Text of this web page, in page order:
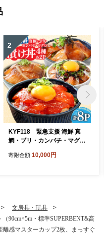
2
KYF118 緊急支援 海鮮 真
鯛・ブリ・カンパチ・マグロ
子の真鯛を食べて応援 養殖
品〉
寄附金額 10,000円
文房具・玩具
90cm×5m・標準SUPERBENT&高
離感マスターカップ2枚、まっすぐ